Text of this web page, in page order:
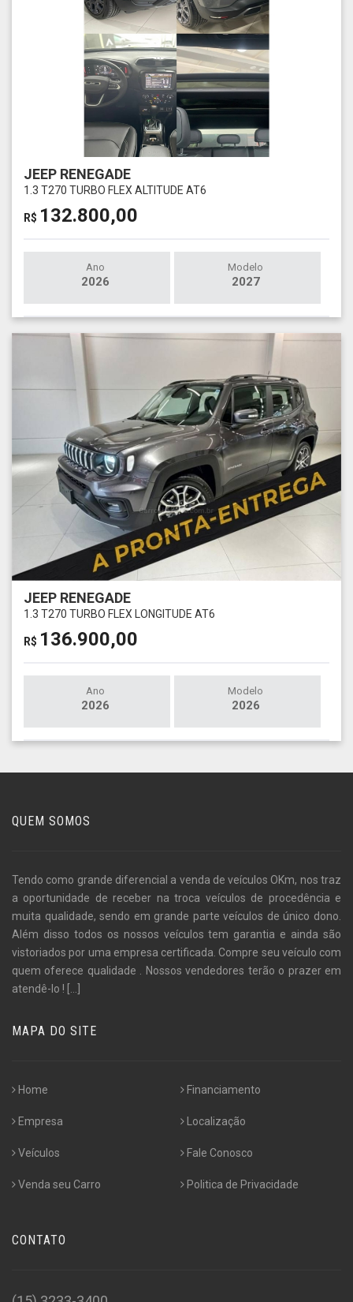
JEEP RENEGADE
1.3 T270 TURBO FLEX ALTITUDE AT6
R$ 132.800,00
Ano
2026
Modelo
2027
JEEP RENEGADE
1.3 T270 TURBO FLEX LONGITUDE AT6
R$ 136.900,00
Ano
2026
Modelo
2026
QUEM SOMOS
Tendo como grande diferencial a venda de veículos OKm, nos traz
a oportunidade de receber na troca veículos de procedência e
muita qualidade, sendo em grande parte veículos de único dono.
Além disso todos os nossos veículos tem garantia e ainda são
vistoriados por uma empresa certificada. Compre seu veículo com
quem oferece qualidade . Nossos vendedores terão o prazer em
atendê-lo ! [...]
MAPA DO SITE
Home
Empresa
Veículos
Venda seu Carro
Financiamento
Localização
Fale Conosco
Politica de Privacidade
CONTATO